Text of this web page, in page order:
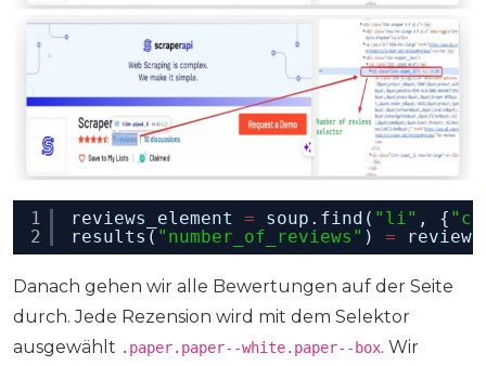
1
2
reviews_element = soup.find( "li" , {
results( "number_of_reviews" ) =
Danach gehen wir alle Bewertungen auf der Seite
durch. Jede Rezension wird mit dem Selektor
ausgewählt .paper.paper--white.paper--box. Wir